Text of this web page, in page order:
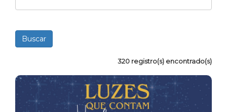
320 registro(s) encontrado(s)